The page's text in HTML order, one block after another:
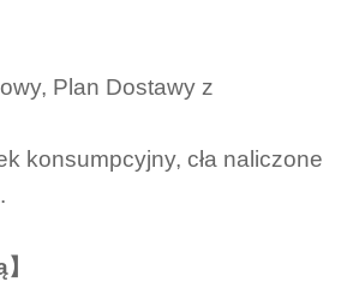
Plan Dostawy z
konsumpcyjny, cła naliczone